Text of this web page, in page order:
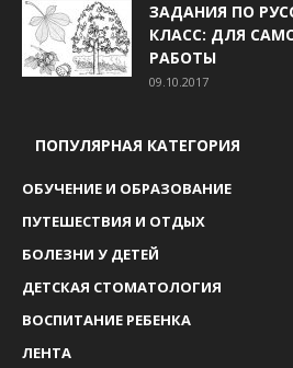
ЗАДАНИЯ ПО
КЛАСС: ДЛЯ
РАБОТЫ
09.10.2017
ПОПУЛЯРНАЯ КАТЕГОРИЯ
ОБУЧЕНИЕ И ОБРАЗОВАНИЕ
ПУТЕШЕСТВИЯ И ОТДЫХ
БОЛЕЗНИ У ДЕТЕЙ
ДЕТСКАЯ СТОМАТОЛОГИЯ
ВОСПИТАНИЕ РЕБЕНКА
ЛЕНТА